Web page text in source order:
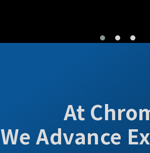
At
We Advance